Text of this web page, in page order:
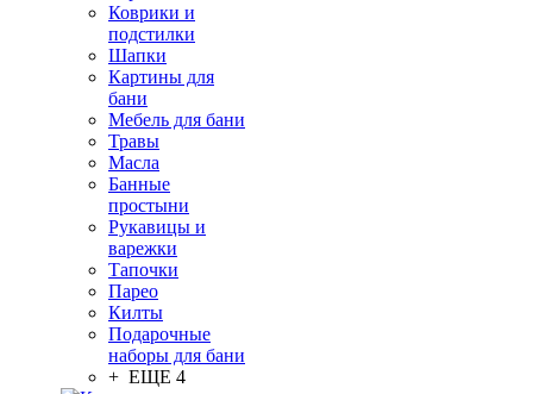
Коврики и
подстилки
Шапки
Картины для
бани
Мебель для бани
Травы
Масла
Банные
простыни
Рукавицы и
варежки
Тапочки
Парео
Килты
Подарочные
наборы для бани
+ ЕЩЕ 4